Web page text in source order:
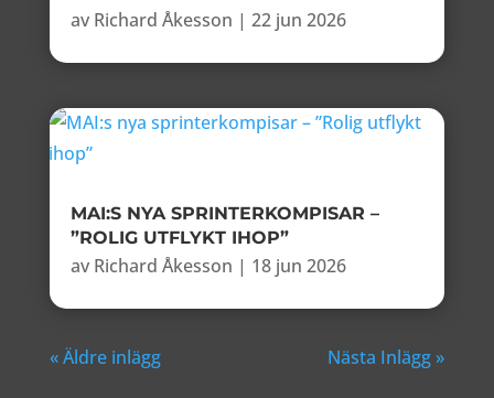
av Richard Åkesson | 22 jun 2026
MAI:S NYA SPRINTERKOMPISAR –
”ROLIG UTFLYKT IHOP”
av Richard Åkesson | 18 jun 2026
« Äldre inlägg Nästa Inlägg »